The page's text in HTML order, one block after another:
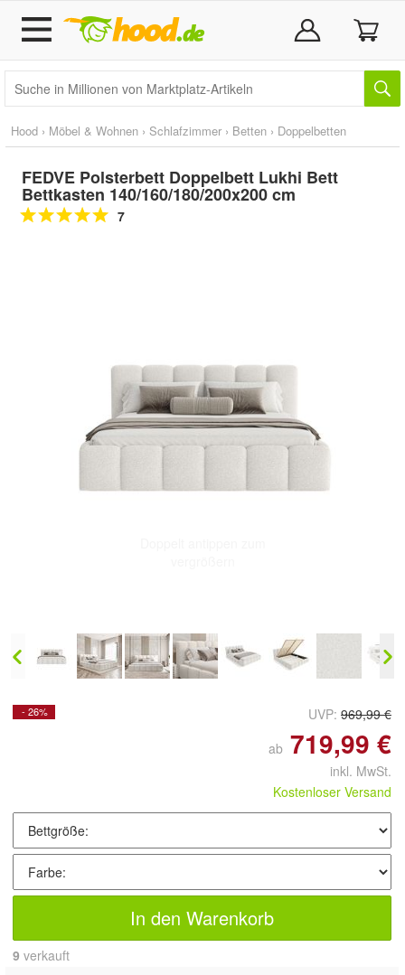
Hood › Möbel & Wohnen › Schlafzimmer › Betten › Doppelbetten
FEDVE Polsterbett Doppelbett Lukhi Bett
Bettkasten 140/160/180/200x200 cm
7
- 26% UVP: 969,99 €
ab 719,99 €
inkl. MwSt.
Kostenloser Versand
In den Warenkorb
9 verkauft